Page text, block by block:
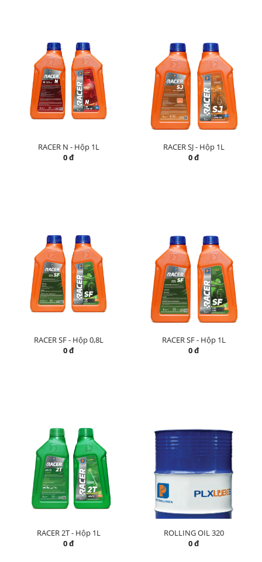
RACER N - Hộp 1L
0 đ
RACER SJ - Hộp 1L
0 đ
RACER SF - Hộp 0,8L
0 đ
RACER SF - Hộp 1L
0 đ
RACER 2T - Hộp 1L
0 đ
ROLLING OIL 320
0 đ